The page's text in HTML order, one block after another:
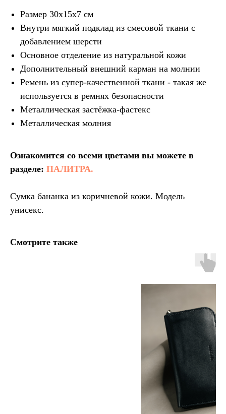
Размер 30х15х7 см
Внутри мягкий подклад из смесовой ткани с
добавлением шерсти
Основное отделение из натуральной кожи
Дополнительный внешний карман на молнии
Ремень из супер-качественной ткани - такая же
используется в ремнях безопасности
Металлическая застёжка-фастекс
Металлическая молния
Ознакомится со всеми цветами вы можете в
разделе: ПАЛИТРА.
Сумка бананка из коричневой кожи. Модель
унисекс.
Смотрите также